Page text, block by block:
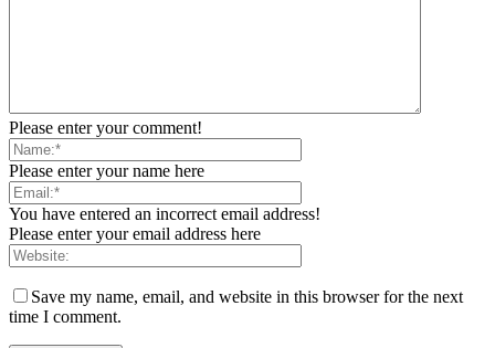
Please enter your comment!
Please enter your name here
You have entered an incorrect email address!
Please enter your email address here
Save my name, email, and website in this browser for the next
time I comment.